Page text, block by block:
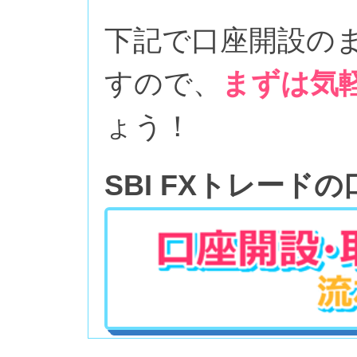
下記で口座開設の
すので、
まずは気
ょう！
SBI FXトレードの